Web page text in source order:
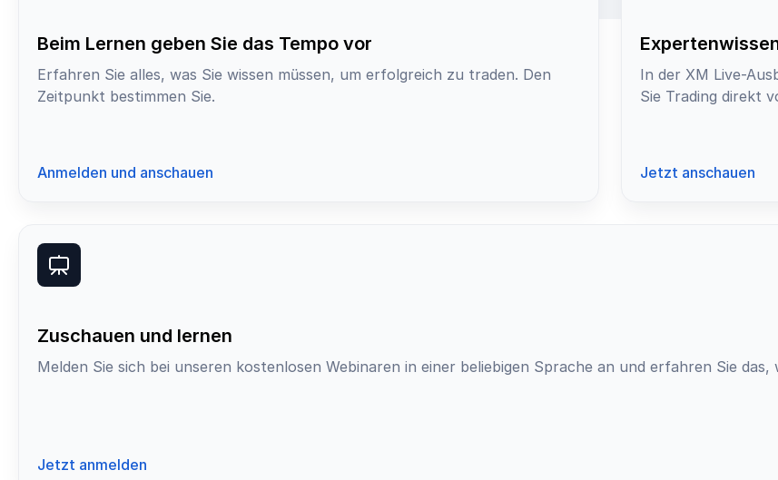
Beim Lernen geben Sie das Tempo vor
Erfahren Sie alles, was Sie wissen müssen, um erfolgreich zu traden. Den
Zeitpunkt bestimmen Sie.
Anmelden und anschauen
In der XM Live-
Sie Trading direkt
Jetzt anschauen
Zuschauen und lernen
Melden Sie sich bei unseren kostenlosen Webinaren in einer beliebigen Sprache an und erfahren Sie
Jetzt anmelden